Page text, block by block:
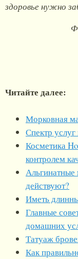
здоровье нужно
Читайте далее:
Морковная
Спектр
Косметика
контролем
Альгинатные
действуют?
Иметь
Главные
домашних
Татуаж
Как